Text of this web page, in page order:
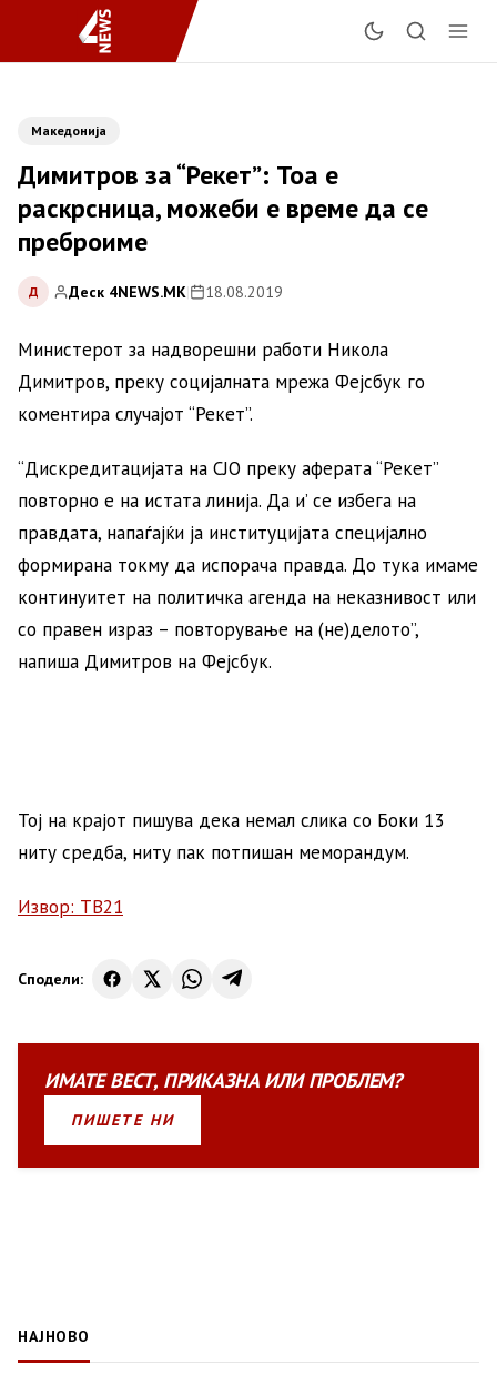
Македонија
Димитров за “Рекет”: Тоа е
раскрсница, можеби е време да се
преброиме
Д Деск 4NEWS.MK| 18.08.2019
Министерот за надворешни работи Никола
Димитров, преку социјалната мрежа Фејсбук го
коментира случајот “Рекет”.
“Дискредитацијата на СЈО преку аферата “Рекет”
повторно е на истата линија. Да и’ се избега на
правдата, напаѓајќи ја институцијата специјално
формирана токму да испорача правда. До тука имаме
континуитет на политичка агенда на неказнивост или
со правен израз – повторување на (не)делото”,
напиша Димитров на Фејсбук.
Тој на крајот пишува дека немал слика со Боки 13
ниту средба, ниту пак потпишан меморандум.
Извор: ТВ21
Сподели:
ИМАТЕВЕСТ, ПРИКАЗНАИЛИПРОБЛЕМ?
ПИШЕТЕ НИ
НАЈНОВО